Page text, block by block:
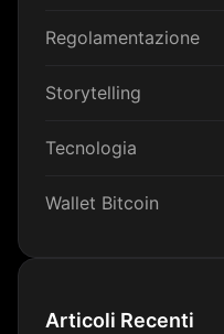
Regolamentazione
Storytelling
Tecnologia
Wallet Bitcoin
Articoli Recenti